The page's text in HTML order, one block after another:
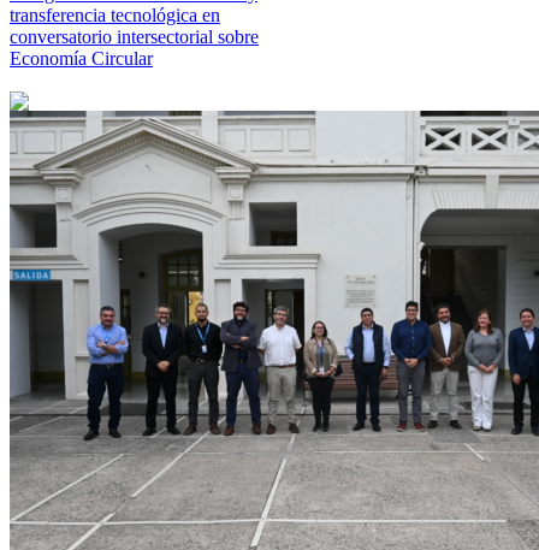
transferencia tecnológica en
conversatorio intersectorial sobre
Economía Circular